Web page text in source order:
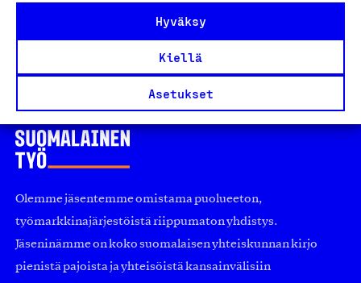
Hyväksy
Kiellä
Asetukset
12…5
Olemme jäsentemme omistama puolueeton,
työmarkkinajärjestöistä riippumaton yhdistys.
Jäseninämme on koko suomalaisen yhteiskunnan kirjo
pienistä pajoista ja yhteisöistä kansainvälisiin